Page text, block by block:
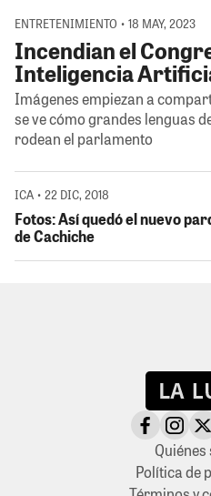
ENTRETENIMIENTO • 18 MAY, 2023
Incendian el
Inteligencia
Imágenes empiezan a
se ve cómo grandes lenguas
rodean el parlamento
ICA • 22 DIC, 2018
Fotos: Así quedó el nuevo
de Cachiche
Política de